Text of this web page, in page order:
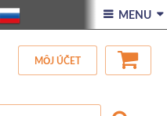
ÚVOD
VŠETOK TOVAR
ZĽAVA BLOG
 MENU 
MÔJ ÚČET